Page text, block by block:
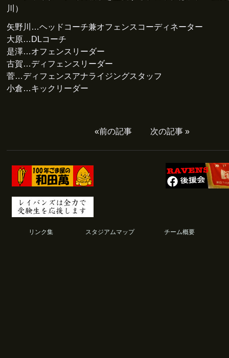
川）
矢野川…ヘッドコーチ兼オフェンスコーディネーター
大原…DLコーチ
是澤…オフェンスリーダー
古賀…ディフェンスリーダー
菅…ディフェンスアナライジングスタッフ
小倉…キックリーダー
«前の記事 次の記事»
リンク集 スタジアムマップ チーム概要